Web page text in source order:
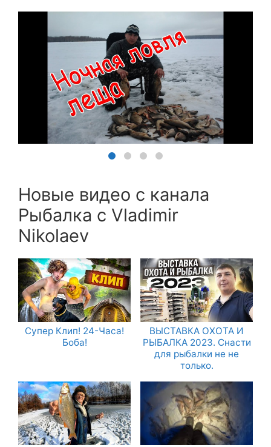
Новые видео с канала
Рыбалка с Vladimir
Nikolaev
Супер Клип! 24-Часа!
Боба!
ВЫСТАВКА ОХОТА И
РЫБАЛКА 2023. Снасти
для рыбалки не не
только.